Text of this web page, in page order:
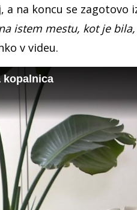
a na koncu se zagotovo
istem mestu, kot je
v videu.
kopalnica